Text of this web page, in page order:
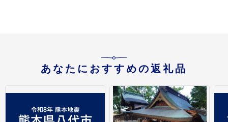
あなたにおすすめの返礼品